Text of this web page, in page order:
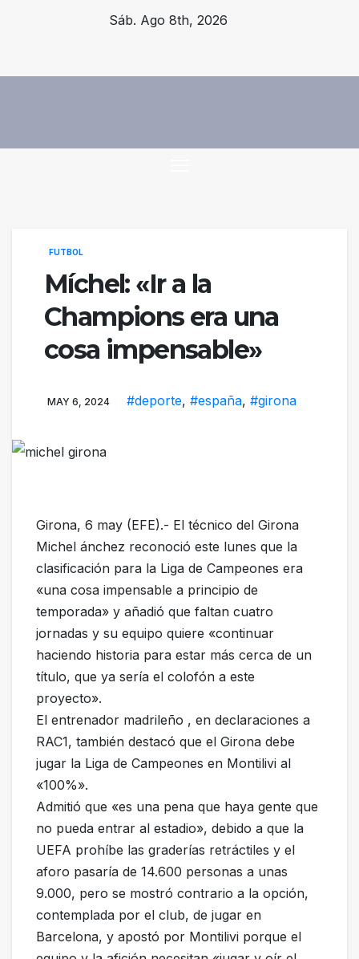
Sáb. Ago 8th, 2026
FUTBOL
Míchel: «Ir a la
Champions era una
cosa impensable»
MAY 6, 2024 #deporte, #españa, #girona
Girona, 6 may (EFE).- El técnico del Girona
Michel ánchez reconoció este lunes que la
clasificación para la Liga de Campeones era
«una cosa impensable a principio de
temporada» y añadió que faltan cuatro
jornadas y su equipo quiere «continuar
haciendo historia para estar más cerca de un
título, que ya sería el colofón a este
proyecto».
El entrenador madrileño , en declaraciones a
RAC1, también destacó que el Girona debe
jugar la Liga de Campeones en Montilivi al
«100%».
Admitió que «es una pena que haya gente que
no pueda entrar al estadio», debido a que la
UEFA prohíbe las graderías retráctiles y el
aforo pasaría de 14.600 personas a unas
9.000, pero se mostró contrario a la opción,
contemplada por el club, de jugar en
Barcelona, y apostó por Montilivi porque el